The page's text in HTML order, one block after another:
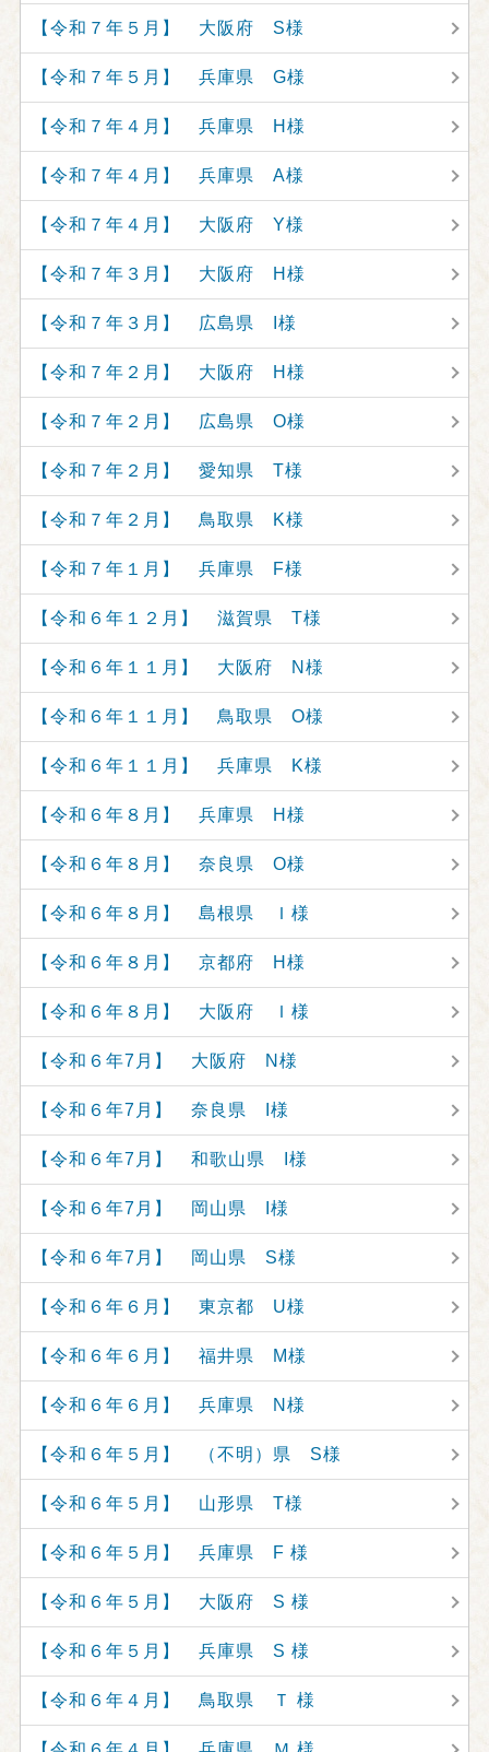
【令和７年５月】 大阪府 S様
【令和７年５月】 兵庫県 G様
【令和７年４月】 兵庫県 H様
【令和７年４月】 兵庫県 A様
【令和７年４月】 大阪府 Y様
【令和７年３月】 大阪府 H様
【令和７年３月】 広島県 I様
【令和７年２月】 大阪府 H様
【令和７年２月】 広島県 O様
【令和７年２月】 愛知県 T様
【令和７年２月】 鳥取県 K様
【令和７年１月】 兵庫県 F様
【令和６年１２月】 滋賀県 T様
【令和６年１１月】 大阪府 N様
【令和６年１１月】 鳥取県 O様
【令和６年１１月】 兵庫県 K様
【令和６年８月】 兵庫県 H様
【令和６年８月】 奈良県 O様
【令和６年８月】 島根県 Ｉ様
【令和６年８月】 京都府 H様
【令和６年８月】 大阪府 Ｉ様
【令和６年7月】 大阪府 N様
【令和６年7月】 奈良県 I様
【令和６年7月】 和歌山県 I様
【令和６年7月】 岡山県 I様
【令和６年7月】 岡山県 S様
【令和６年６月】 東京都 U様
【令和６年６月】 福井県 M様
【令和６年６月】 兵庫県 N様
【令和６年５月】 （不明）県 S様
【令和６年５月】 山形県 T様
【令和６年５月】 兵庫県 F 様
【令和６年５月】 大阪府 S 様
【令和６年５月】 兵庫県 S 様
【令和６年４月】 鳥取県 Ｔ 様